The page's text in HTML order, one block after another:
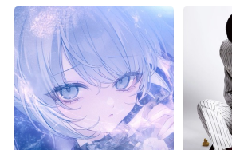
#男性シンガー #HR/HM #女性シンガ
#ヒップホップ #男性シンガーグループ
プレスリリース一覧
会社概要
お問い合わせ
記事リクエスト
ログイン